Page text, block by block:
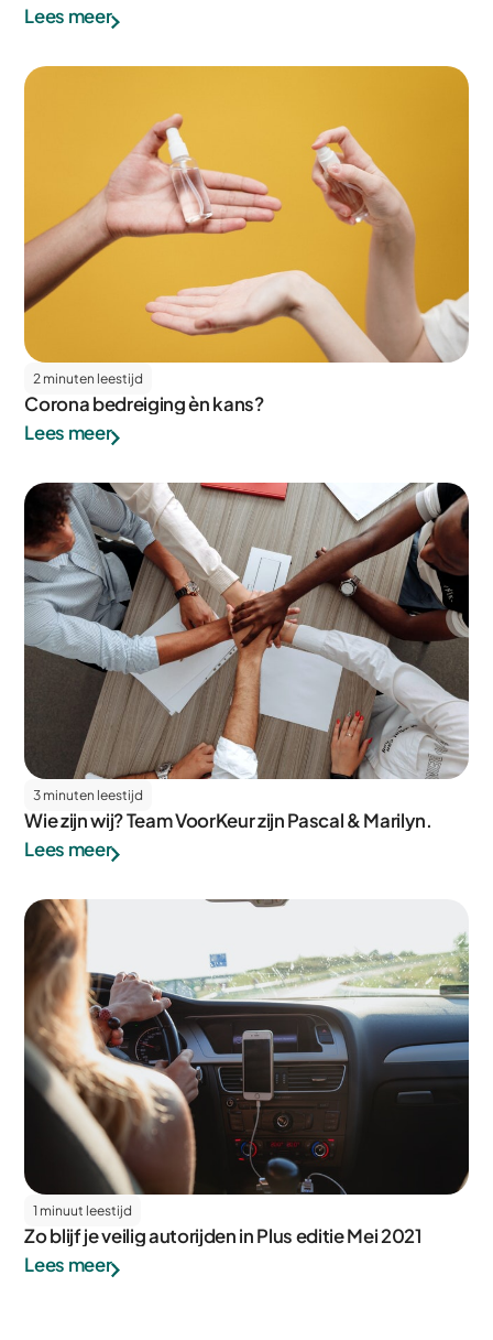
Lees meer
2 minuten leestijd
Corona bedreiging èn kans?
Lees meer
3 minuten leestijd
Wie zijn wij? Team VoorKeur zijn Pascal & Marilyn.
Lees meer
1 minuut leestijd
Zo blijf je veilig autorijden in Plus editie Mei 2021
Lees meer